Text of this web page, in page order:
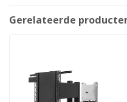
Gerelateerde